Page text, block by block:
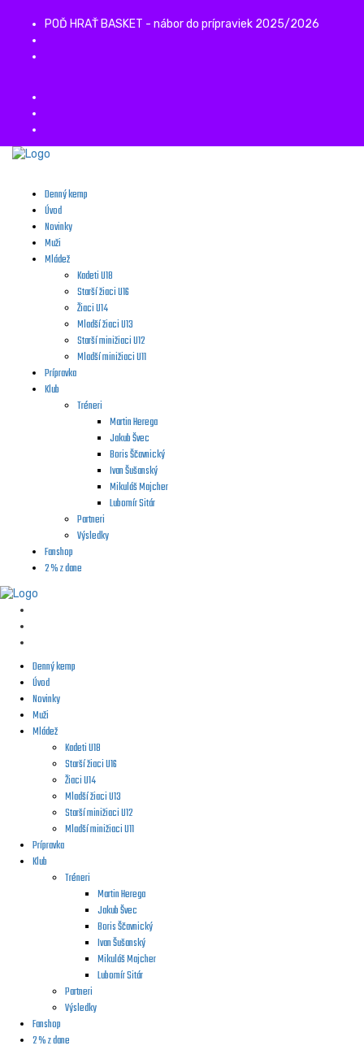
POĎ HRAŤ BASKET - nábor do prípraviek 2025/2026
Denný kemp
Úvod
Novinky
Muži
Mládež
Kadeti U18
Starší žiaci U16
Žiaci U14
Mladší žiaci U13
Starší minižiaci U12
Mladší minižiaci U11
Prípravka
Klub
Tréneri
Martin Herega
Jakub Švec
Boris Ščavnický
Ivan Šušanský
Mikuláš Majcher
Lubomír Sitár
Partneri
Výsledky
Fanshop
2 % z dane
Denný kemp
Úvod
Novinky
Muži
Mládež
Kadeti U18
Starší žiaci U16
Žiaci U14
Mladší žiaci U13
Starší minižiaci U12
Mladší minižiaci U11
Prípravka
Klub
Tréneri
Martin Herega
Jakub Švec
Boris Ščavnický
Ivan Šušanský
Mikuláš Majcher
Lubomír Sitár
Partneri
Výsledky
Fanshop
2 % z dane